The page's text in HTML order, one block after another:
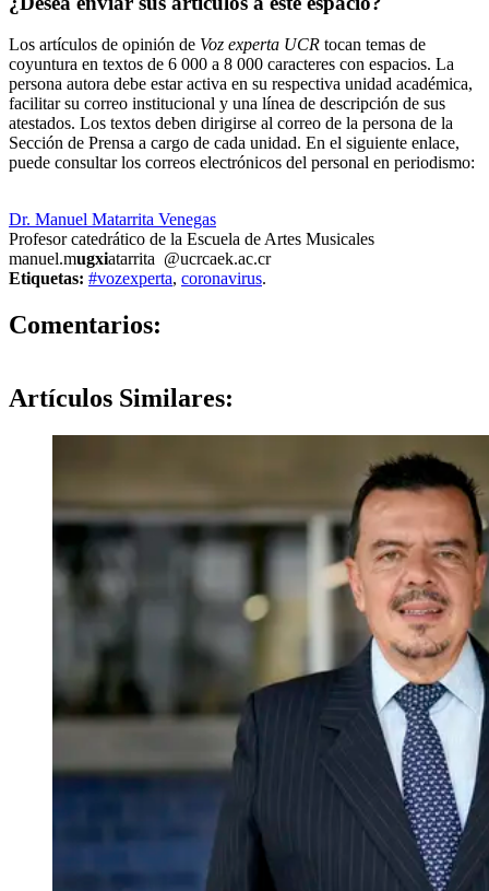
Los artículos de opinión de Voz experta UCR tocan temas de
coyuntura en textos de 6 000 a 8 000 caracteres con espacios. La
persona autora debe estar activa en su respectiva unidad académica,
facilitar su correo institucional y una línea de descripción de sus
atestados. Los textos deben dirigirse al correo de la persona de la
Sección de Prensa a cargo de cada unidad. En el siguiente enlace,
puede consultar los correos electrónicos del personal en periodismo:
Dr. Manuel Matarrita Venegas
Profesor catedrático de la Escuela de Artes Musicales
manuel.mugxiatarrita @ucrcaek.ac.cr
Etiquetas: #vozexperta, coronavirus.
Comentarios:
Artículos Similares: